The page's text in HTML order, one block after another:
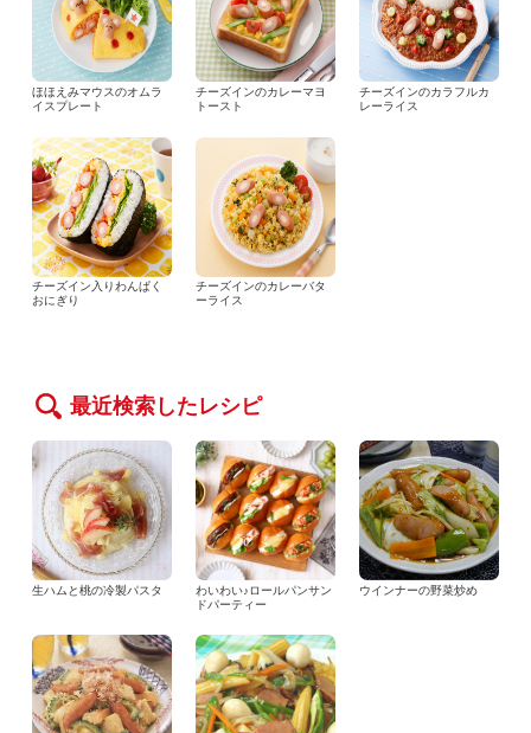
ほほえみマウスのオムラ
イスプレート
チーズインのカレーマヨ
トースト
チーズインのカラフルカ
レーライス
チーズイン入りわんぱく
おにぎり
チーズインのカレーバタ
ーライス
最近検索したレシピ
生ハムと桃の冷製パスタ
わいわい♪ロールパンサン
ドパーティー
ウインナーの野菜炒め